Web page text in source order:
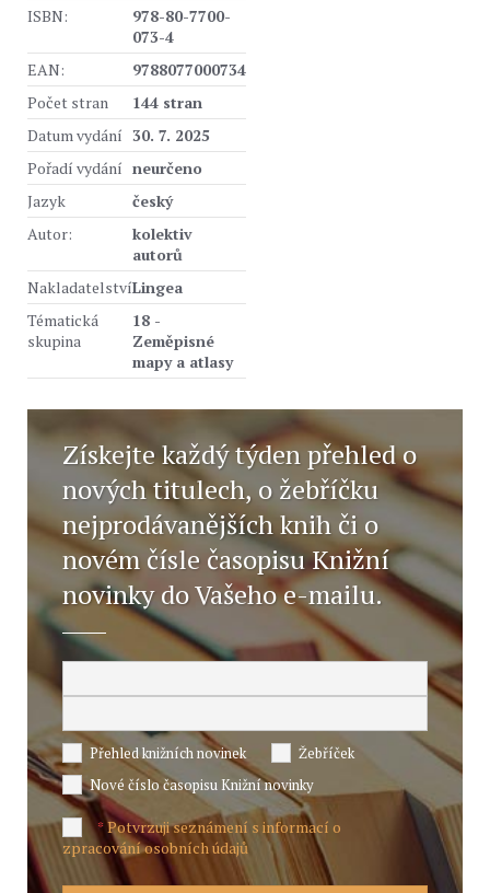
ISBN:
978-80-7700-
073-4
EAN:
9788077000734
Počet stran
144 stran
Datum vydání 30. 7. 2025
Pořadí vydání neurčeno
Jazyk
český
Autor:
kolektiv
autorů
NakladatelstvíLingea
Tématická
skupina
18 -
Zeměpisné
mapy a atlasy
Získejte každý týden přehled o
nových titulech, o žebříčku
nejprodávanějších knih či o
novém čísle časopisu Knižní
novinky do Vašeho e-mailu.
Přehled knižních novinek
Žebříček
Nové číslo časopisu Knižní novinky
*Potvrzuji seznámení s informací o
zpracování osobních údajů